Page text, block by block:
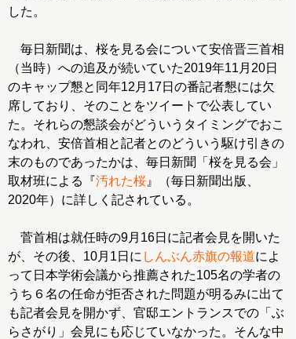
した。
毎日新聞は、桜を見る会について安倍晋三首相
（当時）への追及が続いていた2019年11月20日
のキャップ懇と同年12月17日の番記者懇には欠
席しており、そのことをツイートで公表してい
た。それらの懇談会がどういうタイミングでおこ
なわれ、安倍首相と記者とのどういう駆け引きの
末のものであったかは、毎日新聞「桜を見る会」
取材班による『汚れた桜 』（毎日新聞出版、
2020年）に詳しく記されている。
菅首相は就任時の9月16日に記者会見を開いた
が、その後、10月1日に しんぶん赤旗の報道によ
って日本学術会議から推薦された105名の学者の
うち６名の任命が拒否された問題が明るみに出て
も記者会見を開かず、官邸エントランスでの「ぶ
らさがり」会見にも応じていなかった。そんな中